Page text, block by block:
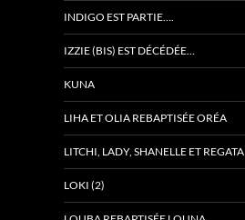
INDIGO EST PARTIE….
IZZIE (BIS) EST DÉCÉDÉE…
KUNA
LIHA ET OLIA REBAPTISÉE ORÉA
LITCHI, LADY, SHANELLE ET REGATA
LOKI (2)